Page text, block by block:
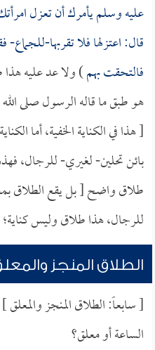
عليه وسلم يأمرك أن تعزل
قال: اعتزلها فلا تقربها-
فالتحقت بهم) ولا عد عليه هذا
هو طبق ما قاله الرسول صلى
[ هذا في الكناية الخفية، أما
بائن تحلين- لغيري- للرجال،
طلاق واضح [ بل يقع الطلاق
للرجال، هذا طلاق وليس كناية؛
الطلاق المنجز
[ سابعاً: الطلاق المنجز والمعلق
الساعة أو معلق؟